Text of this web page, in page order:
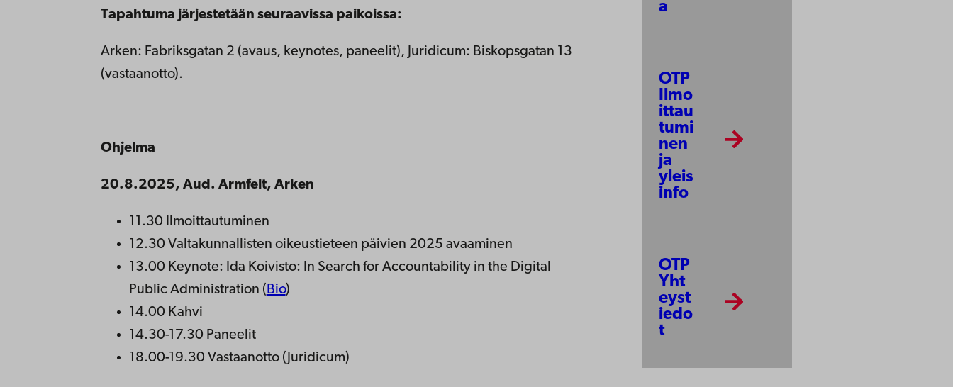
Tapahtuma järjestetään seuraavissa paikoissa:
Arken: Fabriksgatan 2 (avaus, keynotes, paneelit), Juridicum: Biskopsgatan 13
(vastaanotto).
Ohjelma
20.8.2025, Aud. Armfelt, Arken
11.30 Ilmoittautuminen
12.30 Valtakunnallisten oikeustieteen päivien 2025 avaaminen
13.00 Keynote: Ida Koivisto: In Search for Accountability in the Digital
Public Administration ( Bio)
14.00 Kahvi
14.30-17.30 Paneelit
18.00-19.30 Vastaanotto (Juridicum)
a
OTP
Ilmo
ittau
tumi
nen
ja
yleis
info
OTP
Yht
eyst
iedo
t